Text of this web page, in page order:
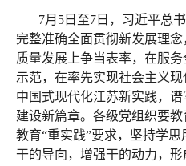
7月5日至7日，习近平总
完整准确全面贯彻新发展理
质量发展上争当表率，在服
示范，在率先实现社会主义
中国式现代化江苏新实践，
建设新篇章。各级党组织要
教育“重实践”要求，坚持学
干的导向，增强干的动力，